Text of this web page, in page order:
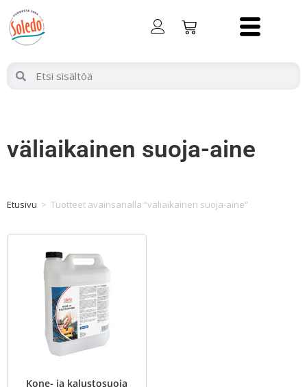
väliaikainen suoja-aine
Etusivu > Tuotteet avainsanalla “väliaikainen suoja-aine”
Kone- ja kalustosuoja